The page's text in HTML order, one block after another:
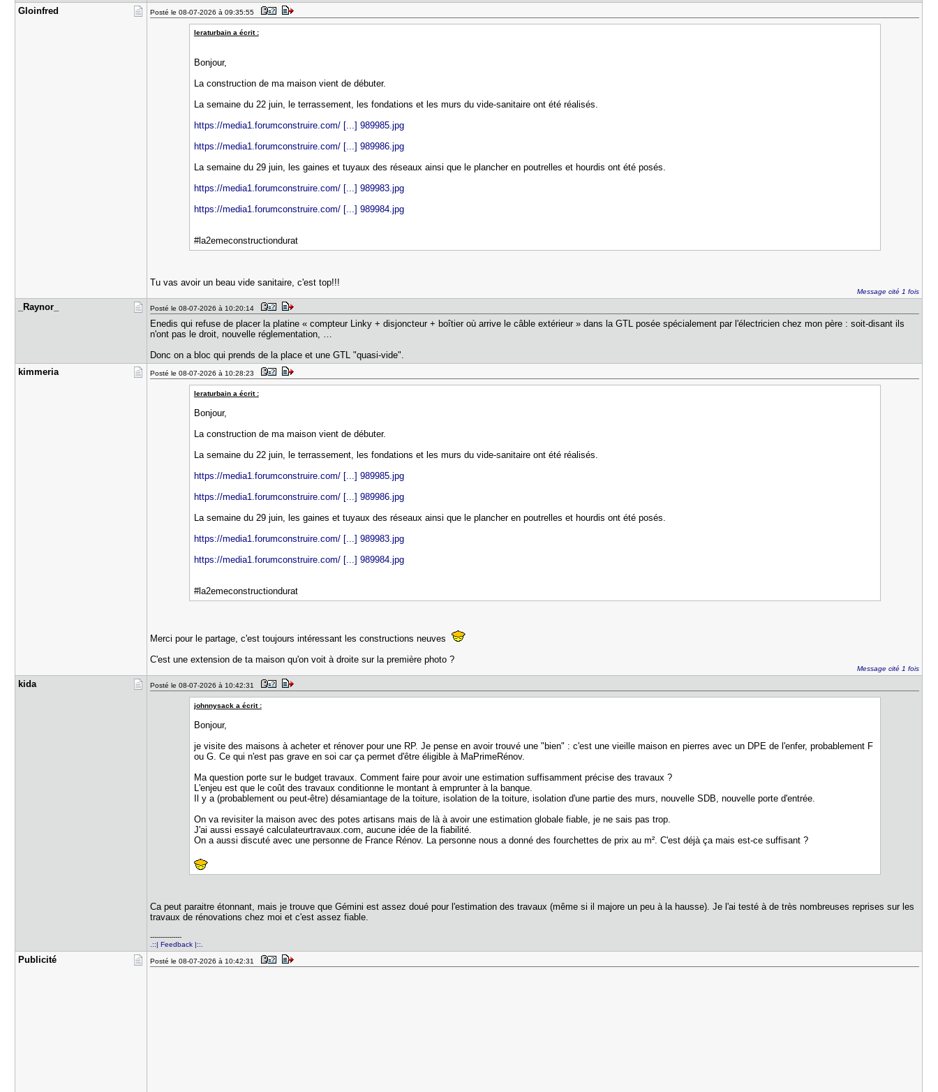
Gloinfred Posté le 08-07-2026 à 09:35:55
leraturbain a écrit :
Bonjour,
La construction de ma maison vient de débuter.
La semaine du 22 juin, le terrassement, les fondations et les murs du vide-sanitaire ont été réalisés.
https://media1.forumconstruire.com/ [...] 989985.jpg
https://media1.forumconstruire.com/ [...] 989986.jpg
La semaine du 29 juin, les gaines et tuyaux des réseaux ainsi que le plancher en poutrelles et hourdis ont été posés.
https://media1.forumconstruire.com/ [...] 989983.jpg
https://media1.forumconstruire.com/ [...] 989984.jpg
#la2emeconstructiondurat
Tu vas avoir un beau vide sanitaire, c'est top!!!
Message cité 1 fois
_Raynor_ Posté le 08-07-2026 à 10:20:14
Enedis qui refuse de placer la platine « compteur Linky + disjoncteur + boîtier où arrive le câble extérieur » dans la GTL posée spécialement par l'électricien chez mon père : soit-disant ils
n'ont pas le droit, nouvelle réglementation, …
Donc on a bloc qui prends de la place et une GTL "quasi-vide".
kimmeria
Posté le 08-07-2026 à 10:28:23
leraturbain a écrit :
Bonjour,
La construction de ma maison vient de débuter.
La semaine du 22 juin, le terrassement, les fondations et les murs du vide-sanitaire ont été réalisés.
https://media1.forumconstruire.com/ [...] 989985.jpg
https://media1.forumconstruire.com/ [...] 989986.jpg
La semaine du 29 juin, les gaines et tuyaux des réseaux ainsi que le plancher en poutrelles et hourdis ont été posés.
https://media1.forumconstruire.com/ [...] 989983.jpg
https://media1.forumconstruire.com/ [...] 989984.jpg
#la2emeconstructiondurat
Merci pour le partage, c'est toujours intéressant les constructions neuves
C'est une extension de ta maison qu'on voit à droite sur la première photo ?
Message cité 1 fois
kida Posté le 08-07-2026 à 10:42:31
johnnysack a écrit :
Bonjour,
je visite des maisons à acheter et rénover pour une RP. Je pense en avoir trouvé une "bien" : c'est une vieille maison en pierres avec un DPE de l'enfer, probablement F
ou G. Ce qui n'est pas grave en soi car ça permet d'être éligible à MaPrimeRénov.
Ma question porte sur le budget travaux. Comment faire pour avoir une estimation suffisamment précise des travaux ?
L'enjeu est que le coût des travaux conditionne le montant à emprunter à la banque.
Il y a (probablement ou peut-être) désamiantage de la toiture, isolation de la toiture, isolation d'une partie des murs, nouvelle SDB, nouvelle porte d'entrée.
On va revisiter la maison avec des potes artisans mais de là à avoir une estimation globale fiable, je ne sais pas trop.
J'ai aussi essayé calculateurtravaux.com, aucune idée de la fiabilité.
On a aussi discuté avec une personne de France Rénov. La personne nous a donné des fourchettes de prix au m². C'est déjà ça mais est-ce suffisant ?
Ca peut paraitre étonnant, mais je trouve que Gémini est assez doué pour l'estimation des travaux (même si il majore un peu à la hausse). Je l'ai testé à de très nombreuses reprises sur les
travaux de rénovations chez moi et c'est assez fiable.
---------------
.::| Feedback |::.
Publicité Posté le 08-07-2026 à 10:42:31